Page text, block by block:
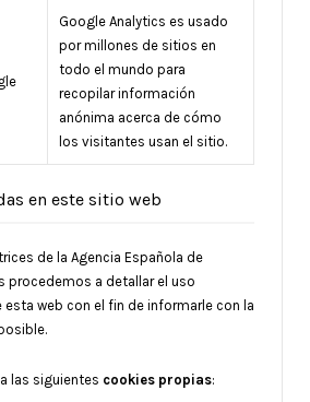
Google Analytics es usado
por millones de sitios en
todo el mundo para
recopilar información
anónima acerca de cómo
los visitantes usan el sitio.
en este sitio web
de la Agencia Española de
procedemos a detallar el uso
esta web con el fin de informarle con la
las siguientes cookies propias: